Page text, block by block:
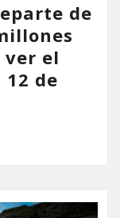
de
ver el
de